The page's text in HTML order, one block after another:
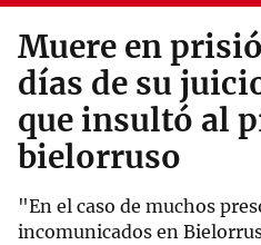
Muere en
días de su
que insultó al
bielorruso
"En el caso de muchos
incomunicados en